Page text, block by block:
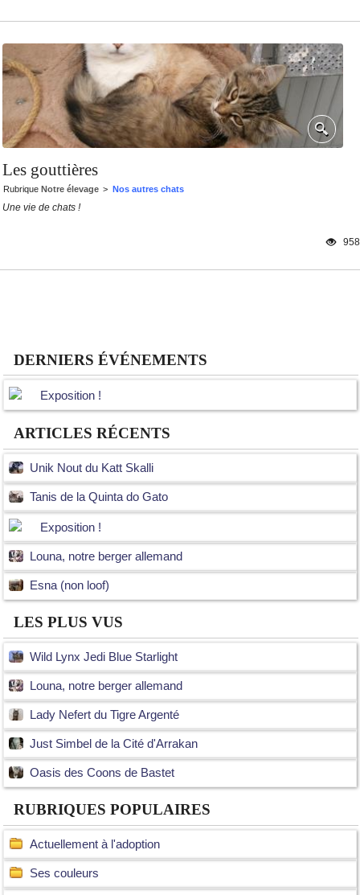
Les gouttières
RubriqueNotre élevage >Nos autres chats
Une vie de chats !
958
DERNIERS ÉVÉNEMENTS
Exposition !
ARTICLES RÉCENTS
Unik Nout du Katt Skalli
Tanis de la Quinta do Gato
Exposition !
Louna, notre berger allemand
Esna (non loof)
LES PLUS VUS
Wild Lynx Jedi Blue Starlight
Louna, notre berger allemand
Lady Nefert du Tigre Argenté
Just Simbel de la Cité d'Arrakan
Oasis des Coons de Bastet
RUBRIQUES POPULAIRES
Actuellement à l'adoption
Ses couleurs